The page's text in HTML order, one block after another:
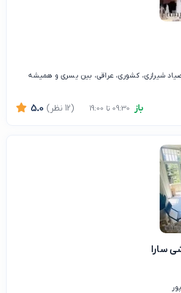
صیاد شیرازی، کشوری، عراقی، بین یسری و همیشه
باز 5.0 (12 نظر)
سارا